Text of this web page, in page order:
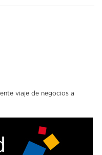
viaje de negocios a